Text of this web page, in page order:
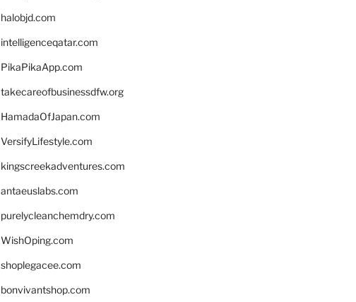
halobjd.com
intelligenceqatar.com
PikaPikaApp.com
takecareofbusinessdfw.org
HamadaOfJapan.com
VersifyLifestyle.com
kingscreekadventures.com
antaeuslabs.com
purelycleanchemdry.com
WishOping.com
shoplegacee.com
bonvivantshop.com